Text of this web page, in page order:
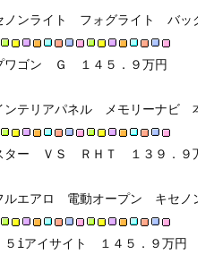
ノンライト　フォグライト　バッ
ゴン　Ｇ　１４５．９万円
テリアパネル　メモリーナビ　本
ー　ＶＳ　ＲＨＴ　１３９．９万
ルエアロ　電動オープン　キセノ
５iアイサイト　１４５．９万円